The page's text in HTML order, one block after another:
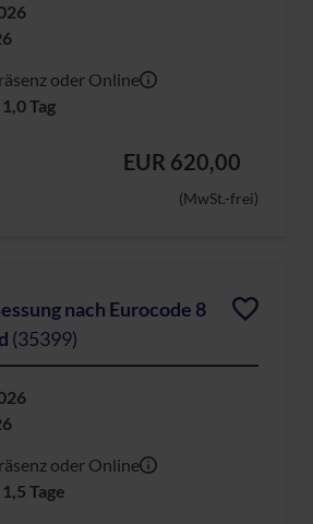
oder Online
1,0 Tag
EUR 620,00
(MwSt.-frei)
nach Eurocode 8
(35399)
oder Online
1,5 Tage